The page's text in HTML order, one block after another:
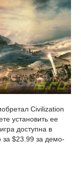
Civilization
установить ее
доступна в
за $23.99 за демо-